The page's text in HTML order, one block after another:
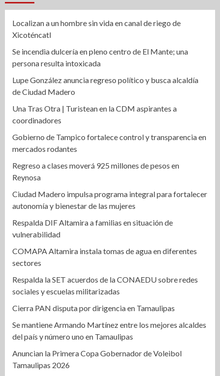
Localizan a un hombre sin vida en canal de riego de
Xicoténcatl
Se incendia dulcería en pleno centro de El Mante; una
persona resulta intoxicada
Lupe González anuncia regreso político y busca alcaldía
de Ciudad Madero
Una Tras Otra | Turistean en la CDM aspirantes a
coordinadores
Gobierno de Tampico fortalece control y transparencia en
mercados rodantes
Regreso a clases moverá 925 millones de pesos en
Reynosa
Ciudad Madero impulsa programa integral para fortalecer
autonomía y bienestar de las mujeres
Respalda DIF Altamira a familias en situación de
vulnerabilidad
COMAPA Altamira instala tomas de agua en diferentes
sectores
Respalda la SET acuerdos de la CONAEDU sobre redes
sociales y escuelas militarizadas
Cierra PAN disputa por dirigencia en Tamaulipas
Se mantiene Armando Martínez entre los mejores alcaldes
del país y número uno en Tamaulipas
Anuncian la Primera Copa Gobernador de Voleibol
Tamaulipas 2026